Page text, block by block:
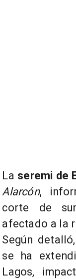
La seremi de
Alarcón,
corte de
afectado a la
Según
se ha
Lagos,